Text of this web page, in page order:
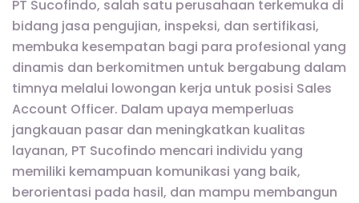
PT Sucofindo, salah satu perusahaan terkemuka di
bidang jasa pengujian, inspeksi, dan sertifikasi,
membuka kesempatan bagi para profesional yang
dinamis dan berkomitmen untuk bergabung dalam
timnya melalui lowongan kerja untuk posisi Sales
Account Officer. Dalam upaya memperluas
jangkauan pasar dan meningkatkan kualitas
layanan, PT Sucofindo mencari individu yang
memiliki kemampuan komunikasi yang baik,
berorientasi pada hasil, dan mampu membangun